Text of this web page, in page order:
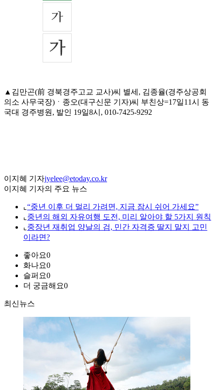
▲김만곤(前 경북경주고교 교사)씨 별세, 김종율(경주상공회
의소 사무국장)ㆍ종오(대구신문 기자)씨 부친상=17일11시 동
국대 경주병원, 발인 19일8시, 010-7425-9292
이지혜 기자jyelee@etoday.co.kr
이지혜 기자의 주요 뉴스
⌞ “중년 이후 더 멀리 가려면, 지금 잠시 쉬어 가세요”
⌞ 중년의 해외 자유여행 도전, 미리 알아야 할 5가지 원칙
⌞ 중장년 재취업 양날의 검, 민간 자격증 딸지 말지 고민
이라면?
좋아요0
화나요0
슬퍼요0
더 궁금해요0
최신뉴스